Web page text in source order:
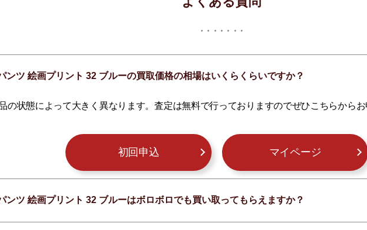
ンツ 絵画プリント 32 ブルーの買取価格の相場はいくらくらいですか？
の状態によって大きく異なります。査定は無料で行っておりますのでぜひこちらからお
初回申込 マイページ
ンツ 絵画プリント 32 ブルーはボロボロでも買い取ってもらえますか？